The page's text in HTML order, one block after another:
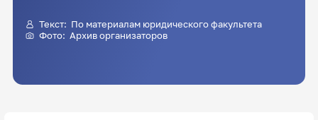
Текст: По материалам юридического факультета
Фото: Архив организаторов